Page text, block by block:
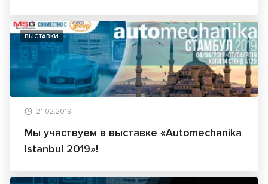
ВЫСТАВКИ
21.02.2019
Мы участвуем в выставке «Automechanika
Istanbul 2019»!